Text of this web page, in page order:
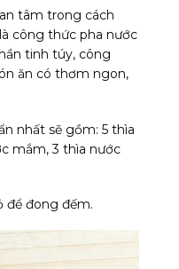
tâm trong cách
công thức pha nước
tinh túy, công
ăn có thơm ngon,
nhất sẽ gồm: 5 thìa
mắm, 3 thìa nước
để đong đếm.